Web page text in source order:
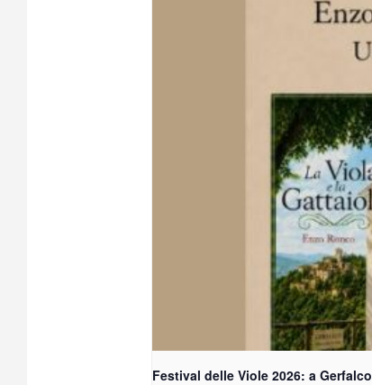
Festival delle Viole 2026: a